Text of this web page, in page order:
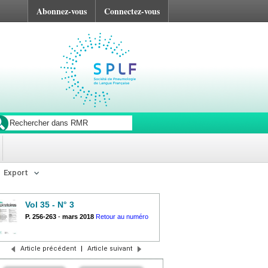
Abonnez-vous Connectez-vous
Export
Vol 35 - N° 3
P. 256-263 - mars 2018 Retour au numéro
Article précédent | Article suivant